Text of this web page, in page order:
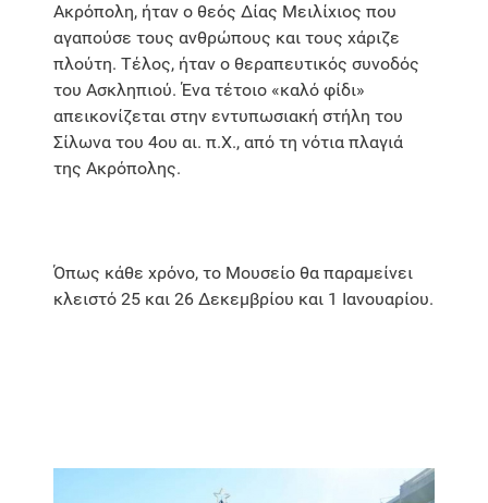
Ακρόπολη, ήταν ο θεός Δίας Μειλίχιος που
αγαπούσε τους ανθρώπους και τους χάριζε
πλούτη. Τέλος, ήταν ο θεραπευτικός συνοδός
του Ασκληπιού. Ένα τέτοιο «καλό φίδι»
απεικονίζεται στην εντυπωσιακή στήλη του
Σίλωνα του 4ου αι. π.Χ., από τη νότια πλαγιά
της Ακρόπολης.
Όπως κάθε χρόνο, το Μουσείο θα παραμείνει
κλειστό 25 και 26 Δεκεμβρίου και 1 Ιανουαρίου.